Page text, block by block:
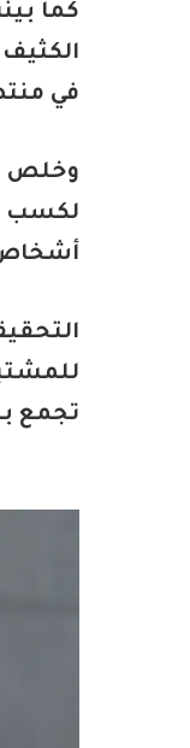
كما
في
وخلص
لكسب
أشخاص
تجمع